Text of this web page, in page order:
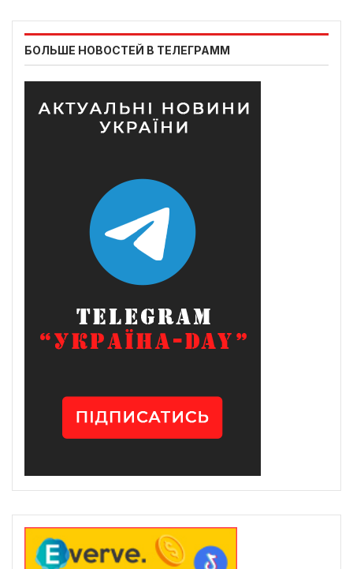
БОЛЬШЕ НОВОСТЕЙ В ТЕЛЕГРАММ